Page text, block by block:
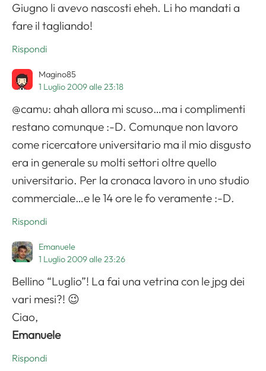
Giugno li avevo nascosti eheh. Li ho mandati a
fare il tagliando!
Rispondi
Magino85
1 Luglio 2009 alle 23:18
@camu: ahah allora mi scuso…ma i complimenti
restano comunque :-D. Comunque non lavoro
come ricercatore universitario ma il mio disgusto
era in generale su molti settori oltre quello
universitario. Per la cronaca lavoro in uno studio
commerciale…e le 14 ore le fo veramente :-D.
Rispondi
Emanuele
1 Luglio 2009 alle 23:26
Bellino “Luglio”! La fai una vetrina con le jpg dei
vari mesi?! 😉
Ciao,
Emanuele
Rispondi